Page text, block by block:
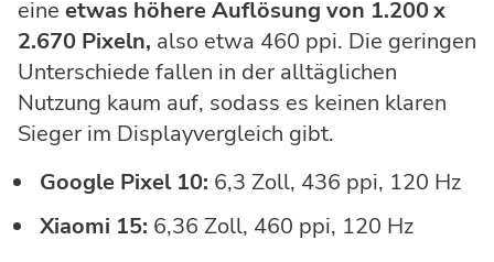
eine etwas höhere Auflösung von 1.200 x
2.670 Pixeln, also etwa 460 ppi. Die geringen
Unterschiede fallen in der alltäglichen
Nutzung kaum auf, sodass es keinen klaren
Sieger im Displayvergleich gibt.
Google Pixel 10: 6,3 Zoll, 436 ppi, 120 Hz
Xiaomi 15: 6,36 Zoll, 460 ppi, 120 Hz